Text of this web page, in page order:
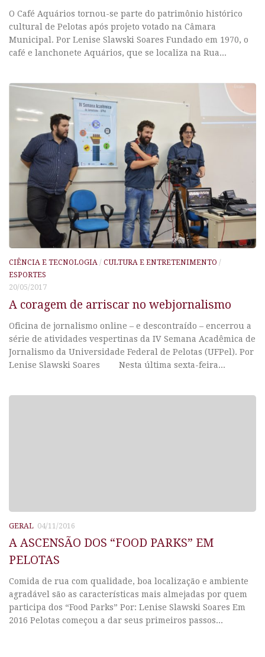
O Café Aquários tornou-se parte do patrimônio histórico
cultural de Pelotas após projeto votado na Câmara
Municipal. Por Lenise Slawski Soares Fundado em 1970, o
café e lanchonete Aquários, que se localiza na Rua...
CIÊNCIA E TECNOLOGIA / CULTURA E ENTRETENIMENTO /
ESPORTES
20/05/2017
A coragem de arriscar no webjornalismo
Oficina de jornalismo online – e descontraído – encerrou a
série de atividades vespertinas da IV Semana Acadêmica de
Jornalismo da Universidade Federal de Pelotas (UFPel). Por
Lenise Slawski Soares Nesta última sexta-feira...
GERAL 04/11/2016
A ASCENSÃO DOS “FOOD PARKS” EM
PELOTAS
Comida de rua com qualidade, boa localização e ambiente
agradável são as características mais almejadas por quem
participa dos “Food Parks” Por: Lenise Slawski Soares Em
2016 Pelotas começou a dar seus primeiros passos...